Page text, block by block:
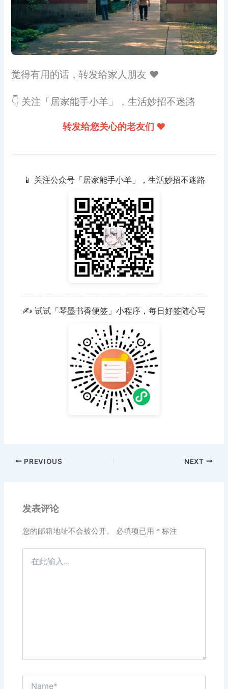
觉得有用的话，转发给家人朋友 ❤️
👇 关注「居家能手小羊」，生活妙招不迷路
转发给您关心的老友们 ❤️
📱 关注公众号「居家能手小羊」，生活妙招不迷路
✍️ 试试「琴墨书香便签」小程序，每日好签随心写
PREVIOUS NEXT
发表评论
您的邮箱地址不会被公开。 必填项已用 * 标注